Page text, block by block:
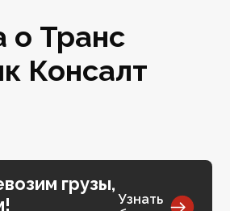
о Транс
Консалт
грузы,
Узнать